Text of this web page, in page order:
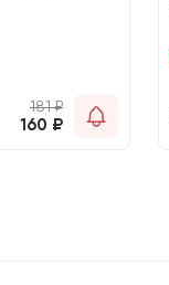
181₽
160 ₽